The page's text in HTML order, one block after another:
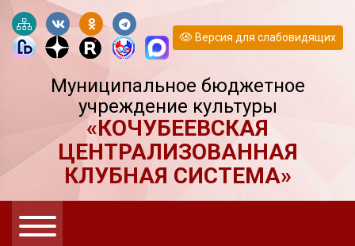
Версия для слабовидящих
Муниципальное бюджетное
учреждение культуры
«КОЧУБЕЕВСКАЯ
ЦЕНТРАЛИЗОВАННАЯ
КЛУБНАЯ СИСТЕМА»